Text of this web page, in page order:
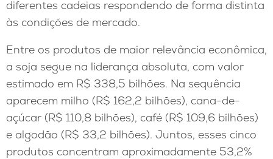
diferentes cadeias respondendo de forma distinta
às condições de mercado.
Entre os produtos de maior relevância econômica,
a soja segue na liderança absoluta, com valor
estimado em R$ 338,5 bilhões. Na sequência
aparecem milho (R$ 162,2 bilhões), cana-de-
açúcar (R$ 110,8 bilhões), café (R$ 109,6 bilhões)
e algodão (R$ 33,2 bilhões). Juntos, esses cinco
produtos concentram aproximadamente 53,2%